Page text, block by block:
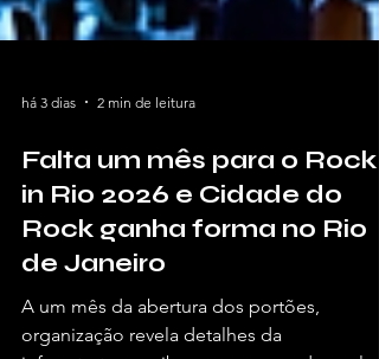
há 3 dias 2 min de leitura